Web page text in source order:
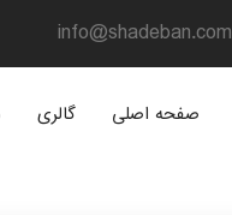
info@shadeban.com
صفحه اصلی گالری